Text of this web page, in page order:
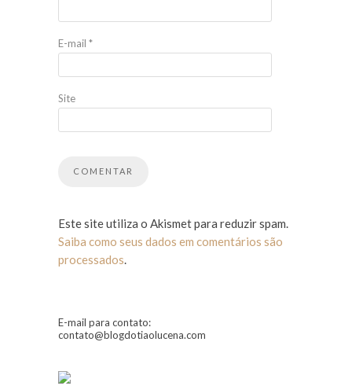
E-mail *
Site
Este site utiliza o Akismet para reduzir spam.
Saiba como seus dados em comentários são
processados.
E-mail para contato:
contato@blogdotiaolucena.com